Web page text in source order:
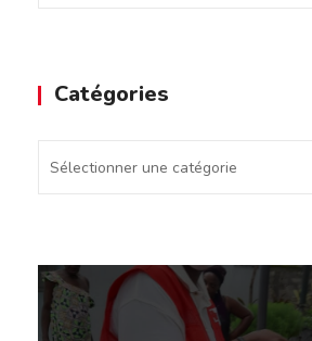
Catégories
Sélectionner une catégorie